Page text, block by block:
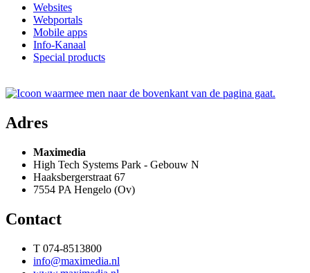
Websites
Webportals
Mobile apps
Info-Kanaal
Special products
Adres
Maximedia
High Tech Systems Park - Gebouw N
Haaksbergerstraat 67
7554 PA Hengelo (Ov)
Contact
T 074-8513800
info@maximedia.nl